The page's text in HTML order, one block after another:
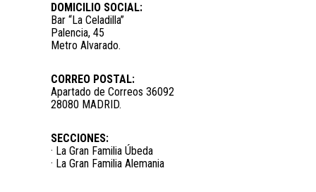
DOMICILIO SOCIAL:
Bar “La Celadilla”
Palencia, 45
Metro Alvarado.
CORREO POSTAL:
Apartado de Correos 36092
28080 MADRID.
SECCIONES:
· La Gran Familia Úbeda
· La Gran Familia Alemania